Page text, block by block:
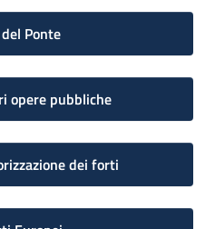
Ponte
opere pubbliche
dei forti